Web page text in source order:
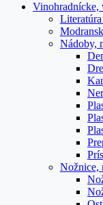
Vinohradnícke,
Nádoby,
Nožnice,